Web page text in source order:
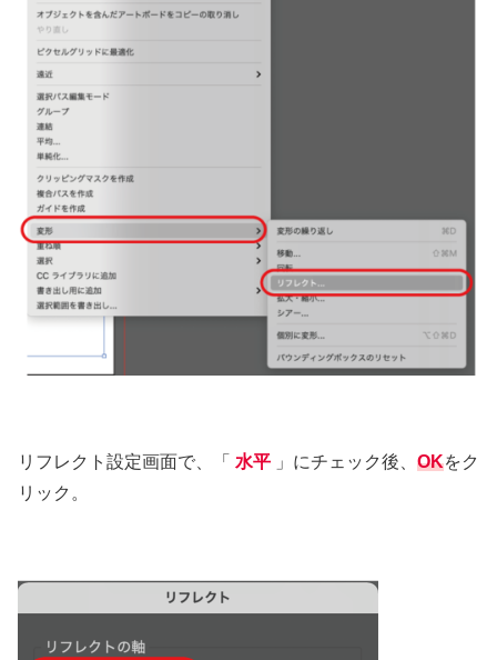
リフレクト設定画面で、「 水平 」にチェック後、 OKをク
リック。